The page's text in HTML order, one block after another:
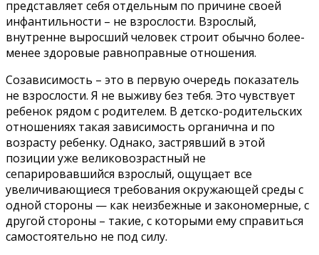
представляет себя отдельным по причине своей
инфантильности – не взрослости. Взрослый,
внутренне выросший человек строит обычно более-
менее здоровые равноправные отношения.
Созависимость – это в первую очередь показатель
не взрослости. Я не выживу без тебя. Это чувствует
ребенок рядом с родителем. В детско-родительских
отношениях такая зависимость органична и по
возрасту ребенку. Однако, застрявший в этой
позиции уже великовозрастный не
сепарировавшийся взрослый, ощущает все
увеличивающиеся требования окружающей среды с
одной стороны — как неизбежные и закономерные, с
другой стороны – такие, с которыми ему справиться
самостоятельно не под силу.